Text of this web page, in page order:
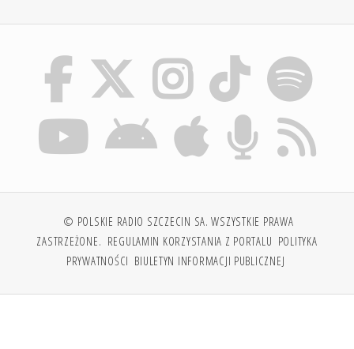
© POLSKIE RADIO SZCZECIN SA. WSZYSTKIE PRAWA
ZASTRZEŻONE. REGULAMIN KORZYSTANIA Z PORTALU POLITYKA
PRYWATNOŚCI BIULETYN INFORMACJI PUBLICZNEJ